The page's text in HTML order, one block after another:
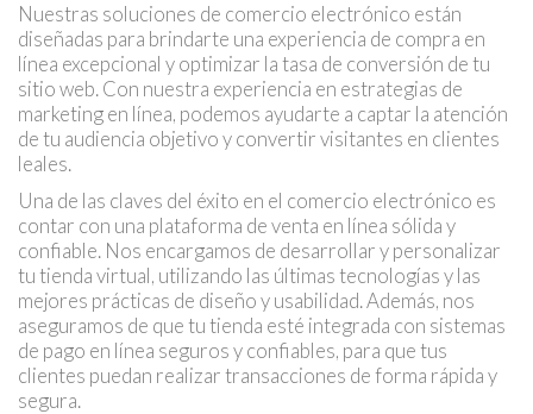
Nuestras soluciones de comercio electrónico están
diseñadas para brindarte una experiencia de compra en
línea excepcional y optimizar la tasa de conversión de tu
sitio web. Con nuestra experiencia en estrategias de
marketing en línea, podemos ayudarte a captar la atención
de tu audiencia objetivo y convertir visitantes en clientes
leales.
Una de las claves del éxito en el comercio electrónico es
contar con una plataforma de venta en línea sólida y
confiable. Nos encargamos de desarrollar y personalizar
tu tienda virtual, utilizando las últimas tecnologías y las
mejores prácticas de diseño y usabilidad. Además, nos
aseguramos de que tu tienda esté integrada con sistemas
de pago en línea seguros y confiables, para que tus
clientes puedan realizar transacciones de forma rápida y
segura.